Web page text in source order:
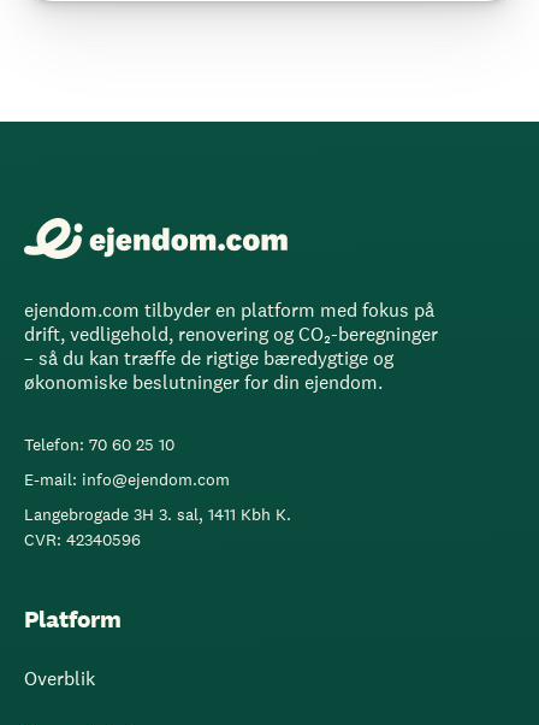
ejendom.com tilbyder en platform med fokus på
drift, vedligehold, renovering og CO₂-beregninger
– så du kan træffe de rigtige bæredygtige og
økonomiske beslutninger for din ejendom.
Telefon: 70 60 25 10
E-mail: info@ejendom.com
Langebrogade 3H 3. sal, 1411 Kbh K.
CVR: 42340596
Platform
Overblik